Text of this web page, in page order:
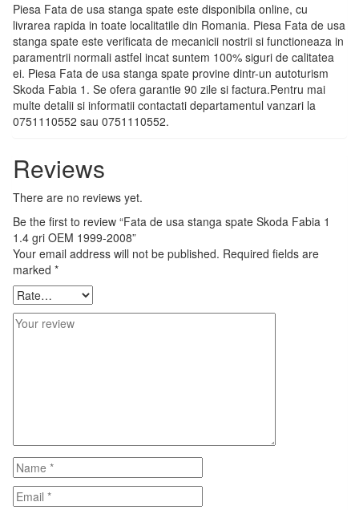
Piesa Fata de usa stanga spate este disponibila online, cu
livrarea rapida in toate localitatile din Romania. Piesa Fata de usa
stanga spate este verificata de mecanicii nostrii si functioneaza in
paramentrii normali astfel incat suntem 100% siguri de calitatea
ei. Piesa Fata de usa stanga spate provine dintr-un autoturism
Skoda Fabia 1. Se ofera garantie 90 zile si factura.Pentru mai
multe detalii si informatii contactati departamentul vanzari la
0751110552 sau 0751110552.
Reviews
There are no reviews yet.
Be the first to review “Fata de usa stanga spate Skoda Fabia 1
1.4 gri OEM 1999-2008”
Your email address will not be published. Required fields are
marked *